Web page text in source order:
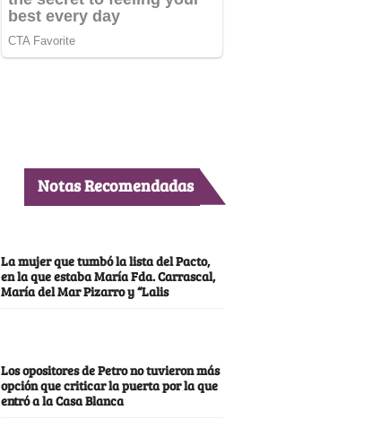
Notas Recomendadas
La mujer que tumbó la lista del Pacto,
en la que estaba María Fda. Carrascal,
María del Mar Pizarro y “Lalis
Los opositores de Petro no tuvieron más
opción que criticar la puerta por la que
entró a la Casa Blanca